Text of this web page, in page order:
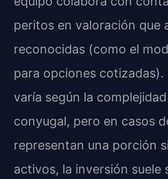
peritos en valoración que
reconocidas (como el
para opciones
varía según la
conyugal, pero en casos
representan una porción
activos, la inversión suele